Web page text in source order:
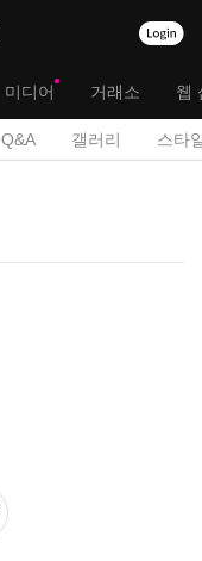
미디어 거래소 웹
Q&A 갤러리 스타